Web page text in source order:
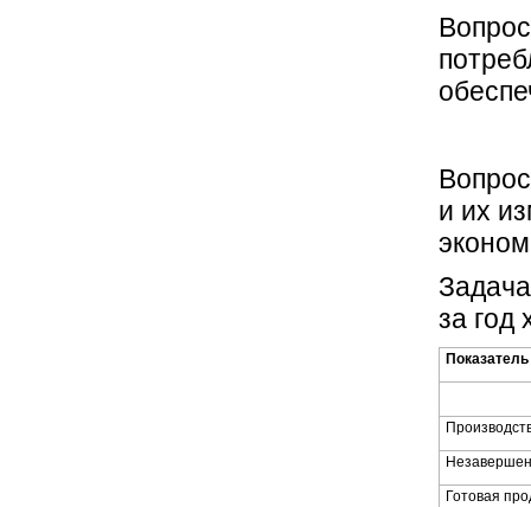
и их
за год
Показатель
Готовая